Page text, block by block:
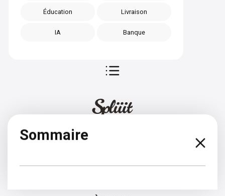
Éducation Livraison
IA Banque
Sommaire